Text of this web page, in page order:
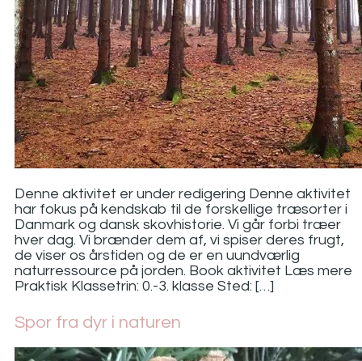
Denne aktivitet er under redigering Denne aktivitet
har fokus på kendskab til de forskellige træsorter i
Danmark og dansk skovhistorie. Vi går forbi træer
hver dag. Vi brænder dem af, vi spiser deres frugt,
de viser os årstiden og de er en uundværlig
naturressource på jorden. Book aktivitet Læs mere
Praktisk Klassetrin: 0.-3. klasse Sted: […]
Spor fra dyr i naturen